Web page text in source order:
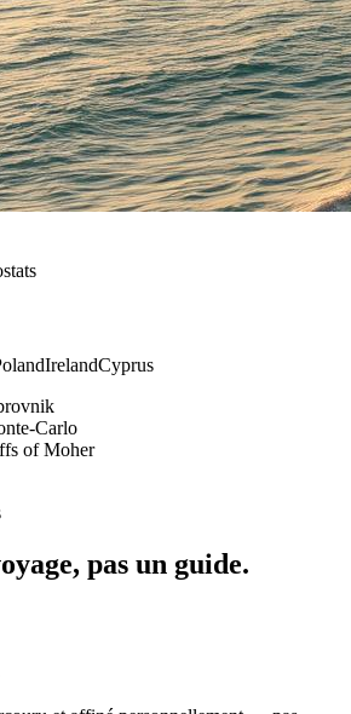
IrelandCyprus
Carlo
of Moher
pas un guide.